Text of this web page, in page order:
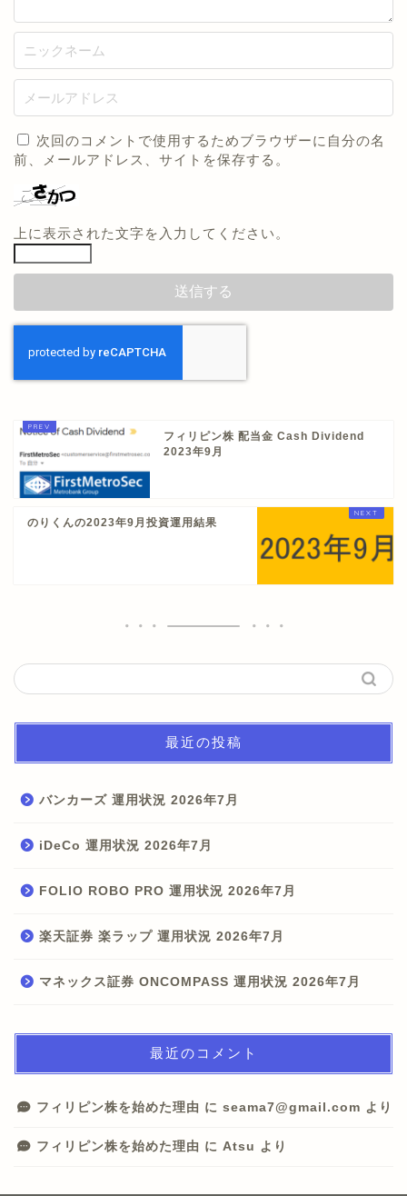
次回のコメントで使用するためブラウザーに自分の名
前、メールアドレス、サイトを保存する。
上に表示された文字を入力してください。
フィリピン株 配当金 Cash Dividend
2023年9月
のりくんの2023年9月投資運用結果
最近の投稿
バンカーズ 運用状況 2026年7月
iDeCo 運用状況 2026年7月
FOLIO ROBO PRO 運用状況 2026年7月
楽天証券 楽ラップ 運用状況 2026年7月
マネックス証券 ONCOMPASS 運用状況 2026年7月
最近のコメント
フィリピン株を始めた理由 に seama7@gmail.com より
フィリピン株を始めた理由 に Atsu より